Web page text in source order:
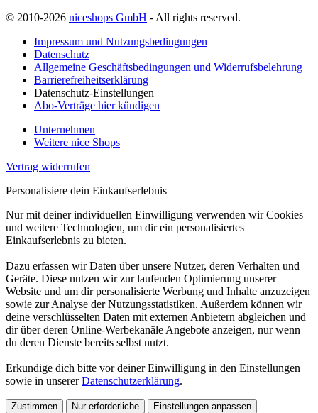
© 2010-2026 niceshops GmbH - All rights reserved.
Impressum und Nutzungsbedingungen
Datenschutz
Allgemeine Geschäftsbedingungen und Widerrufsbelehrung
Barrierefreiheitserklärung
Datenschutz-Einstellungen
Abo-Verträge hier kündigen
Unternehmen
Weitere nice Shops
Vertrag widerrufen
Personalisiere dein Einkaufserlebnis
Nur mit deiner individuellen Einwilligung verwenden wir Cookies
und weitere Technologien, um dir ein personalisiertes
Einkaufserlebnis zu bieten.
Dazu erfassen wir Daten über unsere Nutzer, deren Verhalten und
Geräte. Diese nutzen wir zur laufenden Optimierung unserer
Website und um dir personalisierte Werbung und Inhalte anzuzeigen
sowie zur Analyse der Nutzungsstatistiken. Außerdem können wir
deine verschlüsselten Daten mit externen Anbietern abgleichen und
dir über deren Online-Werbekanäle Angebote anzeigen, nur wenn
du deren Dienste bereits selbst nutzt.
Erkundige dich bitte vor deiner Einwilligung in den Einstellungen
sowie in unsererDatenschutzerklärung.
Zustimmen Nur erforderliche Einstellungen anpassen